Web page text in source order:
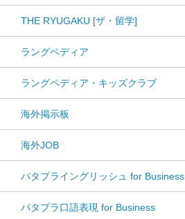
THE RYUGAKU [ザ・留学]
ラングペディア
ラングペディア・キッズクラブ
海外掲示板
海外JOB
パタプライングリッシュ for Business
パタプラ口語表現 for Business